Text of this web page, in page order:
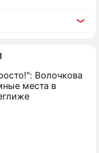
Волочкова
места в
по-новому
на шоу